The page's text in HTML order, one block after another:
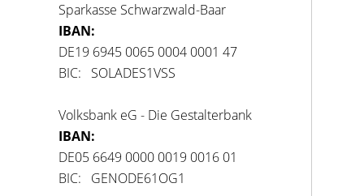
Sparkasse Schwarzwald-Baar
IBAN:
DE19 6945 0065 0004 0001 47
BIC: SOLADES1VSS
Volksbank eG - Die Gestalterbank
IBAN:
DE05 6649 0000 0019 0016 01
BIC: GENODE61OG1